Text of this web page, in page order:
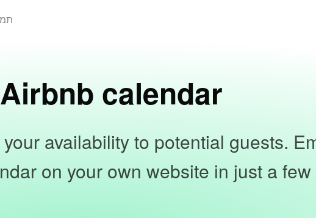
calendar
availability to potential guests.
on your own website in just a few